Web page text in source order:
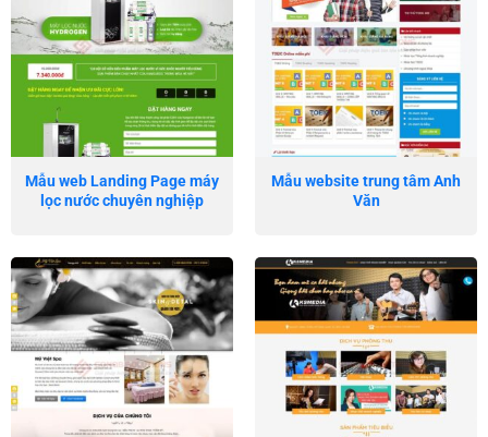
Mẫu web Landing Page máy
lọc nước chuyên nghiệp
Mẫu website trung tâm Anh
Văn